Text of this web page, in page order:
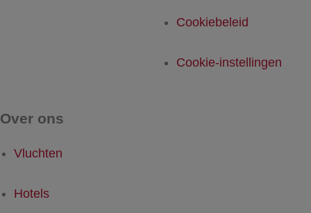
Cookiebeleid
Cookie-instellingen
Over ons
Vluchten
Hotels